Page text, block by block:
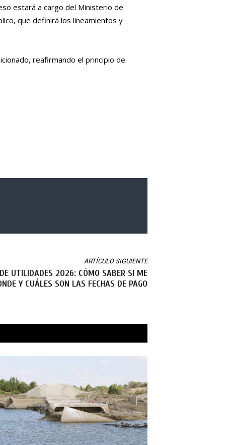
estará a cargo del Ministerio de
que definirá los lineamientos y
reafirmando el principio de
ARTÍCULO SIGUIENTE
UTILIDADES 2026: CÓMO SABER SI ME
Y CUÁLES SON LAS FECHAS DE PAGO